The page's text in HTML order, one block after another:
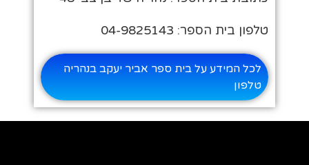
טלפון בית הספר: 04-9825143
לכל המידע על בית ספר אביר יעקב בנהריה
טלפון